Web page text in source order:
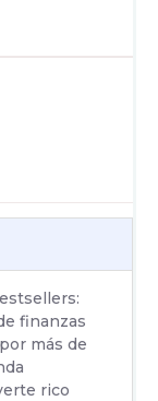
finanzas
más de
rico